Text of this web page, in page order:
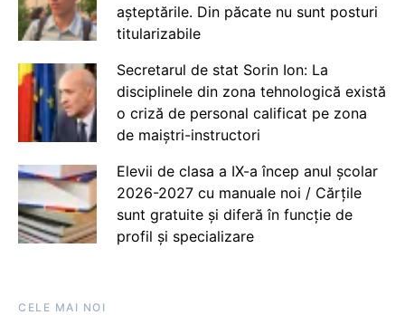
așteptările. Din păcate nu sunt posturi
titularizabile
Secretarul de stat Sorin Ion: La
disciplinele din zona tehnologică există
o criză de personal calificat pe zona
de maiștri-instructori
Elevii de clasa a IX-a încep anul școlar
2026-2027 cu manuale noi / Cărțile
sunt gratuite și diferă în funcție de
profil și specializare
CELE MAI NOI